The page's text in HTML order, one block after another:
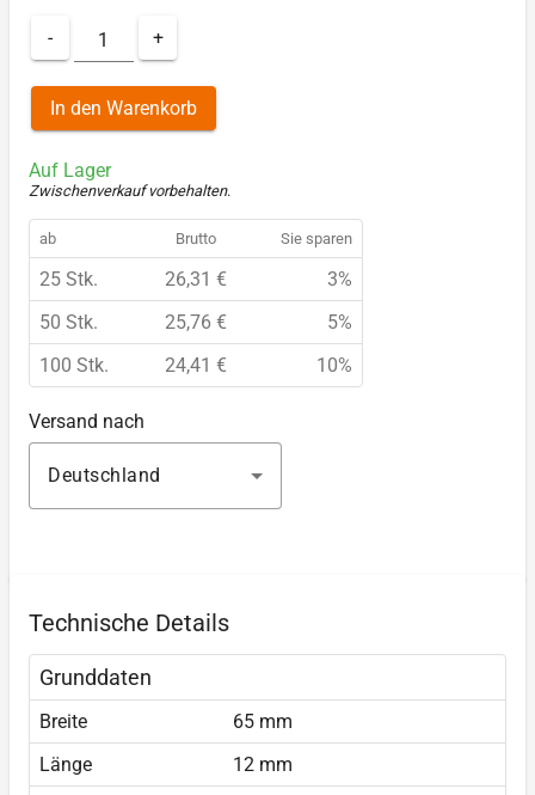
- +
In den Warenkorb
Auf Lager
Zwischenverkauf vorbehalten.
ab Brutto Sie sparen
25 Stk. 26,31 €
3%
50 Stk.
25,76 €
5%
100 Stk.
24,41 € 10%
Versand nach
Deutschland
Technische Details
Grunddaten
Breite
65 mm
Länge
12 mm